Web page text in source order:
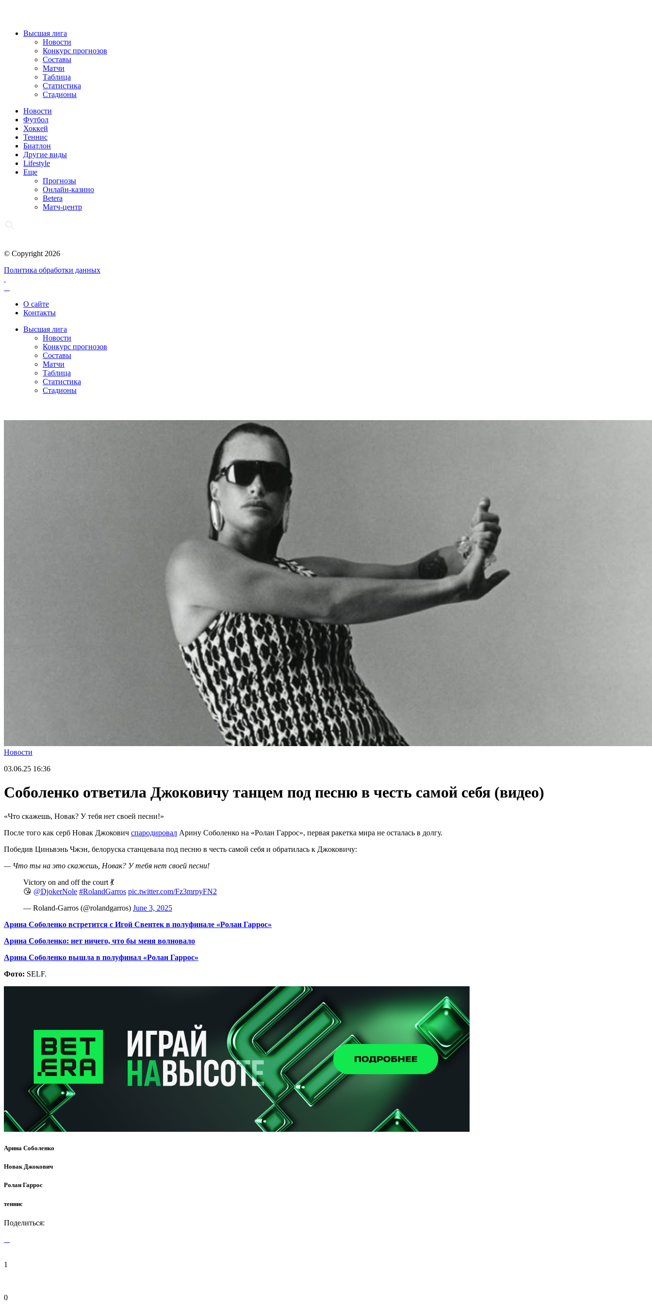
Высшая лига
Новости
Конкурс прогнозов
Составы
Матчи
Таблица
Статистика
Стадионы
Новости
Футбол
Хоккей
Теннис
Биатлон
Другие виды
Lifestyle
Еще
Прогнозы
Онлайн-казино
Betera
Матч-центр
© Copyright 2026
Политика обработки данных
О сайте
Контакты
Высшая лига
Новости
Конкурс прогнозов
Составы
Матчи
Таблица
Статистика
Стадионы
Новости
03.06.25 16:36
Соболенко ответила Джоковичу танцем под песню в честь самой себя (видео)
«Что скажешь, Новак? У тебя нет своей песни!»
После того как серб Новак Джокович спародировал Арину Соболенко на «Ролан Гаррос», первая ракетка мира не осталась в долгу.
Победив Циньвэнь Чжэн, белоруска станцевала под песню в честь самой себя и обратилась к Джоковичу:
— Что ты на это скажешь, Новак? У тебя нет своей песни!
Victory on and off the court 💃
😘 @DjokerNole #RolandGarros pic.twitter.com/Fz3mrpyFN2
— Roland-Garros (@rolandgarros) June 3, 2025
Арина Соболенко встретится с Игой Свентек в полуфинале «Ролан Гаррос»
Арина Соболенко: нет ничего, что бы меня волновало
Арина Соболенко вышла в полуфинал «Ролан Гаррос»
Фото: SELF.
Арина Соболенко
Новак Джокович
Ролан Гаррос
теннис
Поделиться:
1
0